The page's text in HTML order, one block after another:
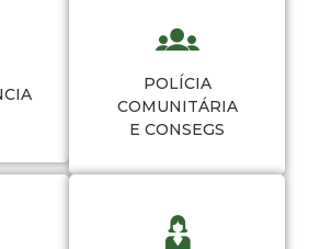
POLÍCIA
COMUNITÁRIA
E CONSEGS